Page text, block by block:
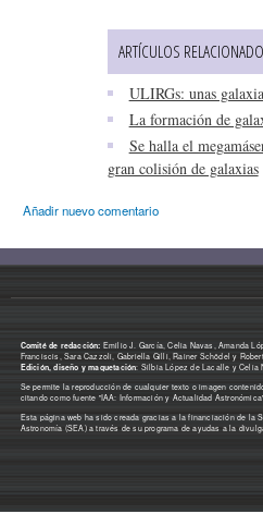
ARTÍCULOS
ULIRGs: unas
La formación de
Se halla el
gran colisión de galaxias
Añadir nuevo comentario
Comité de redacción: Emilio J. García, Celia Navas, Amanda
Franciscis, Sara Cazzoli, Gabriella Gilli, Rainer Schödel y
Edición, diseño y maquetación: Silbia López de Lacalle y Celia
Se permite la reproducción de cualquier texto o imagen
citando como fuente "IAA: Información y Actualidad
Esta página web ha sido creada gracias a la financiación de la
Astronomía (SEA) a través de su programa de ayudas a la